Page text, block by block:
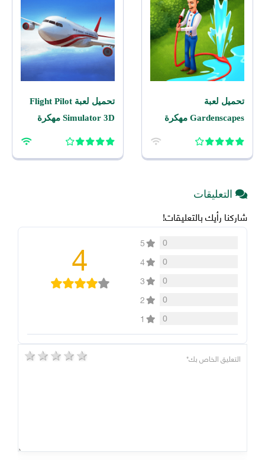
تحميل لعبة
Gardenscapes مهكرة
تحميل لعبة Flight Pilot
Simulator 3D مهكرة
التعليقات
شاركنا رأيك بالتعليقات!
0
5
0
4
0
3
0
2
0
1
4
5 stars 4 stars 3 stars 2 stars 1 star